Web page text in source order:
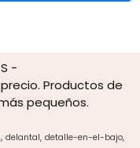
-
Productos de
pequeños.
delantal detalle-en-el-bajo